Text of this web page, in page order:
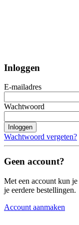
Inloggen
E-mailadres
Wachtwoord
Inloggen
Wachtwoord vergeten?
Geen account?
Met een account kun
je eerdere bestellingen.
Account aanmaken